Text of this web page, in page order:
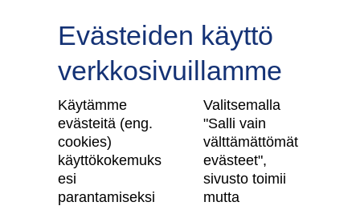
Tilaa uutiskirje
Skanska Kodit
Evästeiden käyttö
verkkosivuillamme
Käytämme
evästeitä (eng.
cookies)
käyttökokemuks
esi
parantamiseksi
Valitsemalla
"Salli vain
välttämättömät
evästeet",
sivusto toimii
mutta